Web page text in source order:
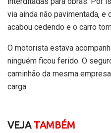
via ainda não pavimentada, e
acabou cedendo e o carro
O motorista estava
ninguém ficou ferido. O
caminhão da mesma
carga.
VEJATAMBÉM